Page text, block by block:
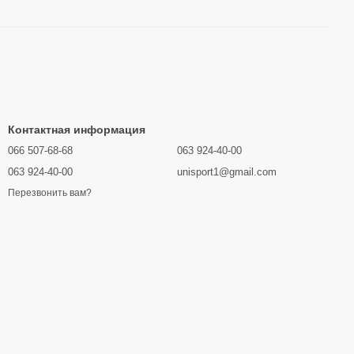
Контактная информация
066 507-68-68
063 924-40-00
Перезвонить вам?
063 924-40-00
unisport1@gmail.com